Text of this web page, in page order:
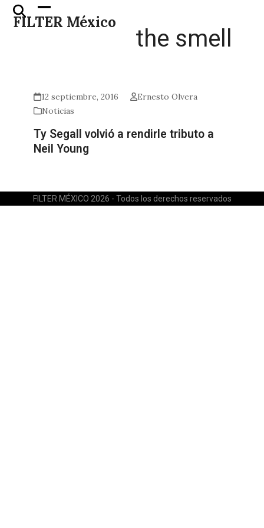
Skip
FILTER México
Open
mobile
Close
mobile
the smell
12 septiembre, 2016
Ernesto Olvera
Noticias
Ty Segall volvió a rendirle tributo a
Neil Young
FILTER MÉXICO 2026 - Todos los derechos reservados